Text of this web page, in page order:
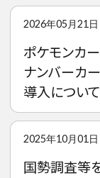
2026年05月21日
ポケモンカ
ナンバーカ
導入について
2025年10月01日
国勢調査等